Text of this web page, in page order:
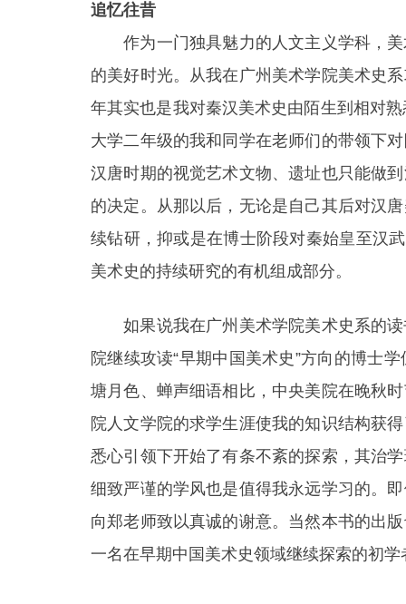
追忆往昔
作为一门独具魅力的人文主义学科，美
的美好时光。从我在广州美术学院美术史
年其实也是我对秦汉美术史由陌生到相对
大学二年级的我和同学在老师们的带领下
汉唐时期的视觉艺术文物、遗址也只能做
的决定。从那以后，无论是自己其后对汉
续钻研，抑或是在博士阶段对秦始皇至汉
美术史的持续研究的有机组成部分。
如果说我在广州美术学院美术史系的读
院继续攻读“早期中国美术史”方向的博士
塘月色、蝉声细语相比，中央美院在晚秋
院人文学院的求学生涯使我的知识结构获
悉心引领下开始了有条不紊的探索，其治
细致严谨的学风也是值得我永远学习的。
向郑老师致以真诚的谢意。当然本书的出
一名在早期中国美术史领域继续探索的初